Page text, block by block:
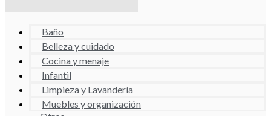
Baño
Belleza y cuidado
Cocina y menaje
Infantil
Limpieza y Lavandería
Muebles y organización